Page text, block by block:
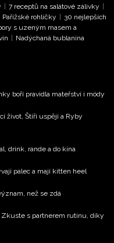
organizaci a
a exkluzivní
podle
7 receptů na salátové zálivky
Pařížské rohlíčky
30 nejlepších
s uzeným masem a
Nadýchaná bublanina
boří pravidla mateřství i módy
život, Štíři uspějí a Ryby
drink, rande a do kina
palec a mají kitten heel
než se zdá
Zkuste s partnerem rutinu, díky